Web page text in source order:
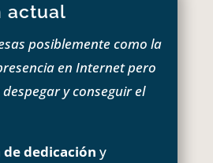
actual
posiblemente como la
en Internet pero
y conseguir el
dedicación y